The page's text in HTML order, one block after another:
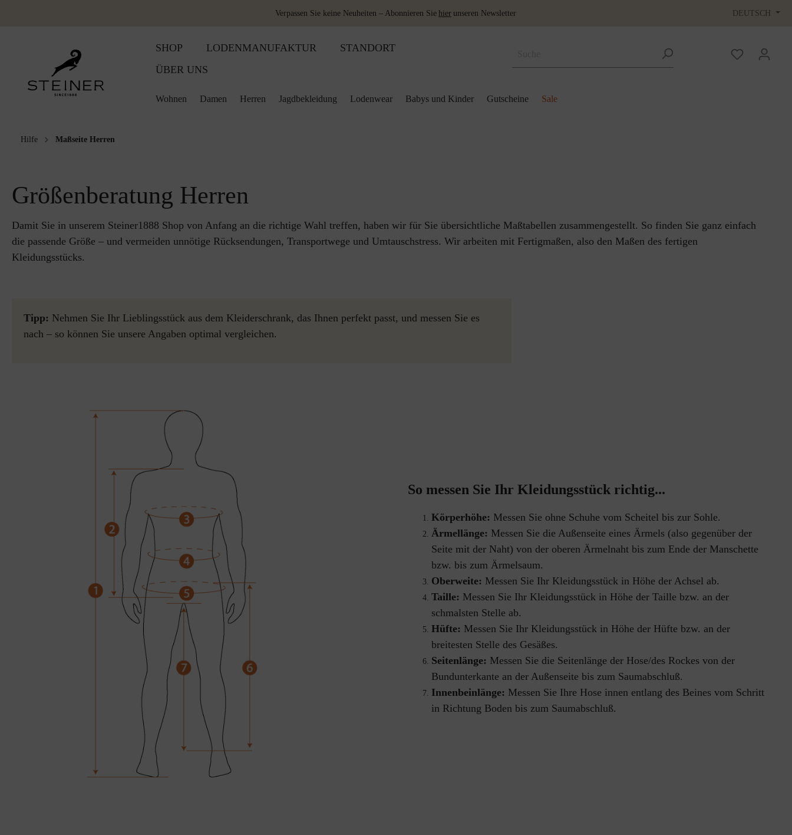
Verpassen Sie keine Neuheiten – Abonnieren Sie hier unseren Newsletter DEUTSCH
SHOP LODENMANUFAKTUR
STANDORT
ÜBER UNS
Wohnen Damen Herren Jagdbekleidung Lodenwear Babys und Kinder Gutscheine Sale
Sommerdecken
Schlafdecke
Wärmflaschen
Baby&Kids
Lodenhosen
Lodenjacken
Lodenwear
Lodenmäntel
Lodenhosen
Lodenjacken
Lodenmäntel
Schladminger
Babypantoffeln
Kinderdecken
Wohnen
Hilfe Maßseite Herren
Größenberatung Herren
Damit Sie in unserem Steiner1888 Shop von Anfang an die richtige Wahl treffen, haben wir für Sie übersichtliche Maßtabellen zusammengestellt. So finden Sie ganz einfach
die passende Größe – und vermeiden unnötige Rücksendungen, Transportwege und Umtauschstress. Wir arbeiten mit Fertigmaßen, also den Maßen des fertigen
Kleidungsstücks.
Tipp: Nehmen Sie Ihr Lieblingsstück aus dem Kleiderschrank, das Ihnen perfekt passt, und messen Sie es
nach – so können Sie unsere Angaben optimal vergleichen.
So messen Sie Ihr Kleidungsstück richtig...
Körperhöhe: Messen Sie ohne Schuhe vom Scheitel bis zur Sohle.
Ärmellänge: Messen Sie die Außenseite eines Ärmels (also gegenüber der
Seite mit der Naht) von der oberen Ärmelnaht bis zum Ende der Manschette
bzw. bis zum Ärmelsaum.
Oberweite: Messen Sie Ihr Kleidungsstück in Höhe der Achsel ab.
Taille: Messen Sie Ihr Kleidungsstück in Höhe der Taille bzw. an der
schmalsten Stelle ab.
Hüfte: Messen Sie Ihr Kleidungsstück in Höhe der Hüfte bzw. an der
breitesten Stelle des Gesäßes.
Seitenlänge: Messen Sie die Seitenlänge der Hose/des Rockes von der
Bundunterkante an der Außenseite bis zum Saumabschluß.
Innenbeinlänge: Messen Sie Ihre Hose innen entlang des Beines vom Schritt
in Richtung Boden bis zum Saumabschluß.